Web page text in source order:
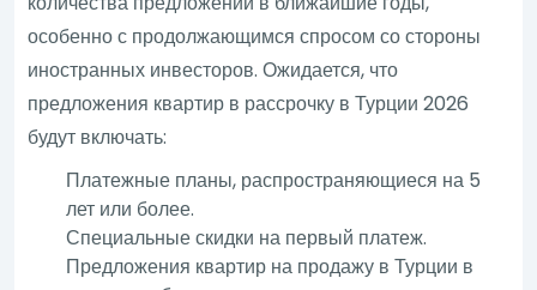
особенно с продолжающимся спросом со стороны
иностранных инвесторов. Ожидается, что
предложения квартир в рассрочку в Турции 2026
будут включать:
Платежные планы, распространяющиеся на 5
лет или более.
Специальные скидки на первый платеж.
Предложения квартир на продажу в Турции в